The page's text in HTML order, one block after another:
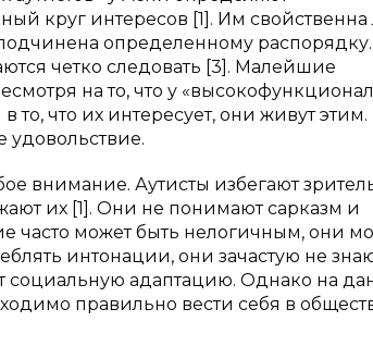
круг интересов [1]. Им
определенному распорядку.
четко следовать [3]. Малейшие
на то, что у
то, что их интересует, они живут этим.
удовольствие.
внимание. Аутисты избегают
их [1]. Они не понимают сарказм и
часто может быть нелогичным, они
интонации, они зачастую не
социальную адаптацию. Однако на
правильно вести себя в